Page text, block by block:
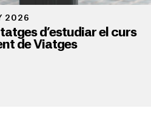
2026
d’estudiar el curs
de Viatges